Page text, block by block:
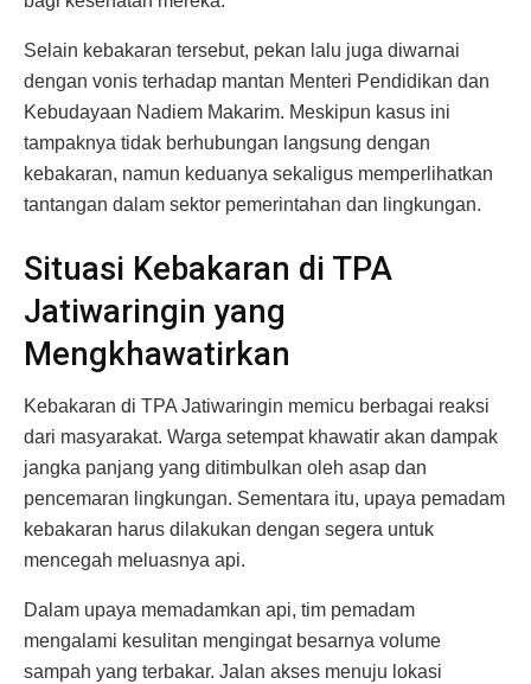
Selain kebakaran tersebut, pekan lalu juga diwarnai
dengan vonis terhadap mantan Menteri Pendidikan dan
Kebudayaan Nadiem Makarim. Meskipun kasus ini
tampaknya tidak berhubungan langsung dengan
kebakaran, namun keduanya sekaligus memperlihatkan
tantangan dalam sektor pemerintahan dan lingkungan.
Situasi Kebakaran di TPA
Jatiwaringin yang
Mengkhawatirkan
Kebakaran di TPA Jatiwaringin memicu berbagai reaksi
dari masyarakat. Warga setempat khawatir akan dampak
jangka panjang yang ditimbulkan oleh asap dan
pencemaran lingkungan. Sementara itu, upaya pemadam
kebakaran harus dilakukan dengan segera untuk
mencegah meluasnya api.
Dalam upaya memadamkan api, tim pemadam
mengalami kesulitan mengingat besarnya volume
sampah yang terbakar. Jalan akses menuju lokasi